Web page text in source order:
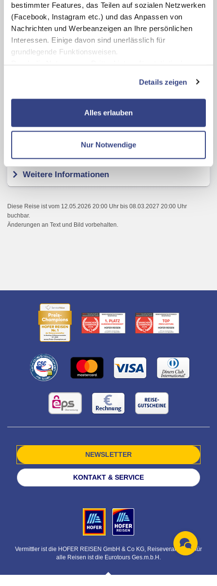
bestimmter Features, das Teilen auf sozialen Netzwerken
(Facebook, Instagram etc.) und das Anpassen von
Nachrichten und Werbeanzeigen an Ihre persönlichen
Interessen. Einige davon sind unerlässlich für
grundlegende Funktionsweisen.
zusätzliche Dienste bzw. Technologien von Drittanbietern
nutzen und uns sowie Dritten weitere Personalisierungen
ermöglichen, dabei kommt es auch zu Übermittlungen
Datenschutzseite
Mit Klick auf "Alles erlauben" stimmen Sie der
Verwendung der Cookies & Plugins auf unseren
Webseiten zu.
Details zeigen
Alles erlauben
Nur Notwendige
1 - 3 x Übernachtungen im Cosmopolitan Hotel
Prague
in Prag
Verpflegung: Frühstücksbuffet
1 Flasche Qualitätswein pro Zimmer und Aufenthalt
Cosmopolitan Hotel Prague
Weitere Informationen
Diese Reise ist vom 12.05.2026 20:00 Uhr bis 08.03.2027 20:00 Uhr
buchbar.
Änderungen an Text und Bild vorbehalten.
NEWSLETTER
KONTAKT & SERVICE
Vermittler ist die HOFER REISEN GmbH & Co KG, Reiseveranstalter für
alle Reisen ist die Eurotours Ges.m.b.H.